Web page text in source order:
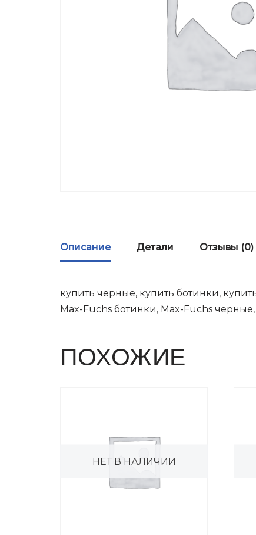
Описание Детали Отзывы (0)
купить черные, купить ботинки,
Max-Fuchs ботинки, Max-Fuchs
ПОХОЖИЕ
НЕТ В НАЛИЧИИ